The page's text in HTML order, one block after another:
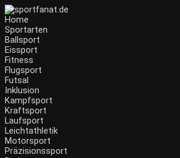
Zum
Inhalt
wechseln
Home
Sportarten
Ballsport
Eissport
Fitness
Flugsport
Futsal
Inklusion
Kampfsport
Kraftsport
Laufsport
Leichtathletik
Motorsport
Präzisionssport